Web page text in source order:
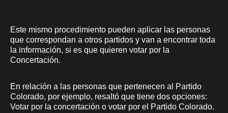
Este mismo procedimiento pueden aplicar las personas
que correspondan a otros partidos y van a encontrar toda
la información, si es que quieren votar por la
Concertación.
En relación a las personas que pertenecen al Partido
Colorado, por ejemplo, resaltó que tiene dos opciones:
Votar por la concertación o votar por el Partido Colorado.